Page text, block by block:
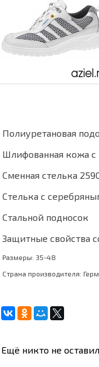
Полиуретановая
Шлифованная кожа
Сменная стелька
Стелька с
Стальной подносок
Защитные свойства
Размеры: 35-48
Страна производителя:
Ещё никто не